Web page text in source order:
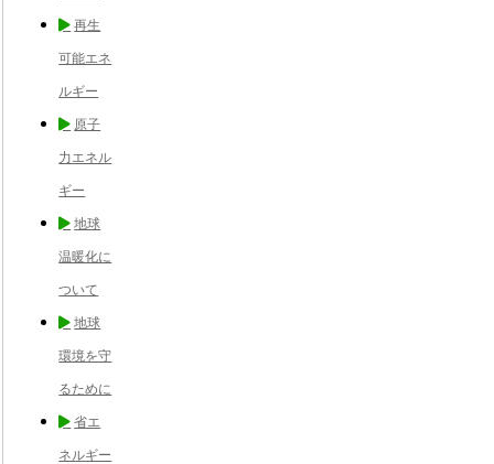
再生
可能エネ
ルギー
原子
力エネル
ギー
地球
温暖化に
ついて
地球
環境を守
るために
省エ
ネルギー